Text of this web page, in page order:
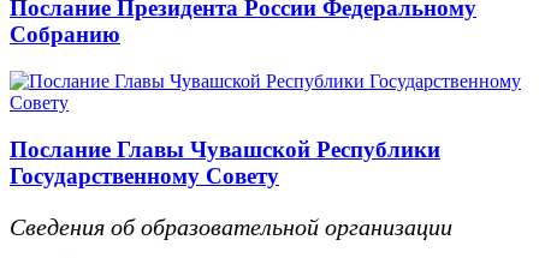
Послание Президента России Федеральному
Собранию
Послание Главы Чувашской Республики
Государственному Совету
Сведения об образовательной организации